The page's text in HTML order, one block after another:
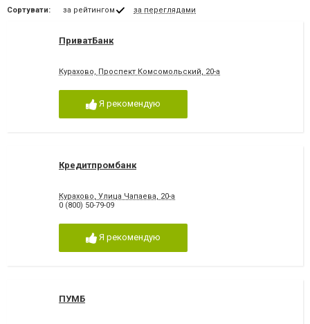
Сортувати: за рейтингом за переглядами
ПриватБанк
Курахово, Проспект Комсомольский, 20-а
Я рекомендую
Кредитпромбанк
Курахово, Улица Чапаева, 20-а
0 (800) 50-79-09
Я рекомендую
ПУМБ